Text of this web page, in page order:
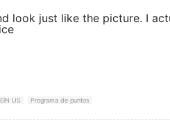
look just like the picture. I
US Programa de puntos